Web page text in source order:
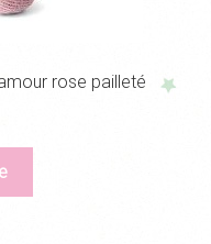
rose pailleté